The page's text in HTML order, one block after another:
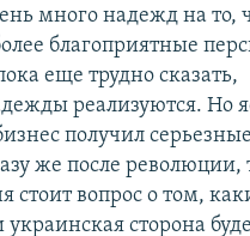
много надежд на то,
благоприятные
еще трудно сказать,
реализуются. Но
получил серьезные
же после революции,
стоит вопрос о том,
сторона